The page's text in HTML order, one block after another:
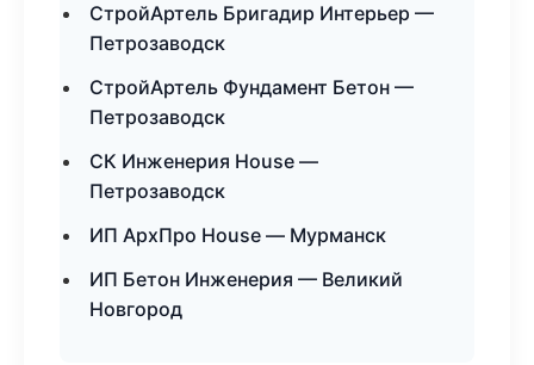
СтройАртель Бригадир Интерьер —
Петрозаводск
СтройАртель Фундамент Бетон —
Петрозаводск
СК Инженерия House —
Петрозаводск
ИП АрхПро House — Мурманск
ИП Бетон Инженерия — Великий
Новгород